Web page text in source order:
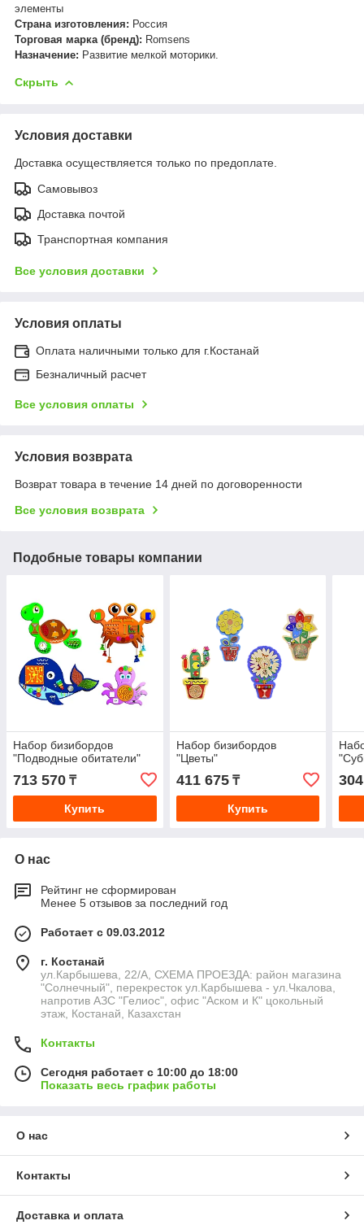
элементы
Страна изготовления: Россия
Торговая марка (бренд): Romsens
Назначение: Развитие мелкой моторики.
Скрыть
Условия доставки
Доставка осуществляется только по предоплате.
Самовывоз
Доставка почтой
Транспортная компания
Все условия доставки
Условия оплаты
Оплата наличными только для г.Костанай
Безналичный расчет
Все условия оплаты
Условия возврата
Возврат товара в течение 14 дней по договоренности
Все условия возврата
Подобные товары компании
Набор бизибордов
"Подводные обитатели"
713 570 ₸
Купить
Набор бизибордов
"Цветы"
411 675₸
Купить
О нас
Рейтинг не сформирован
Менее 5 отзывов за последний год
Работает с 09.03.2012
г. Костанай
ул.Карбышева, 22/А, СХЕМА ПРОЕЗДА: район магазина
"Солнечный", перекресток ул.Карбышева - ул.Чкалова,
напротив АЗС "Гелиос", офис "Аском и К" цокольный
этаж, Костанай, Казахстан
Контакты
Сегодня работает с 10:00 до 18:00
Показать весь график работы
О нас
Контакты
Доставка и оплата